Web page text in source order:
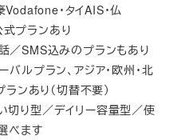
・タイAIS・仏
プランあり
／SMS込みのプランもあり
ルプラン、アジア・欧州・北
ンあり（切替不要）
切り型／デイリー容量型／使
べます